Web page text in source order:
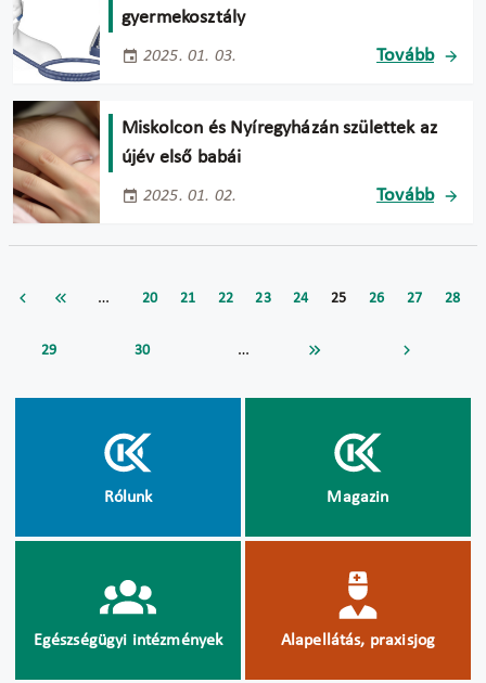
gyermekosztály
2025. 01. 03. Tovább
Miskolcon és Nyíregyházán születtek az
újév első babái
2025. 01. 02. Tovább
… 20 21 22 23 24 25 26 27 28
29 30 …
Rólunk Magazin
Egészségügyi intézmények Alapellátás, praxisjog